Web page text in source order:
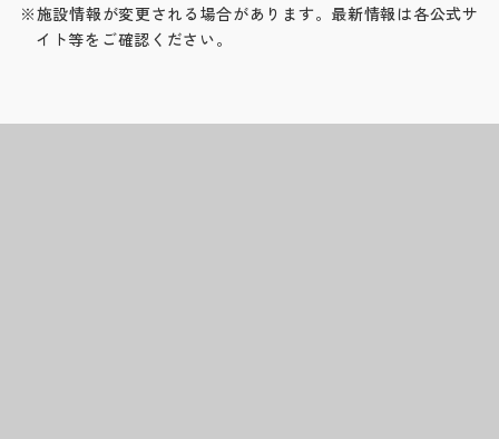
※施設情報が変更される場合があります。最新情報は各公式サ
イト等をご確認ください。